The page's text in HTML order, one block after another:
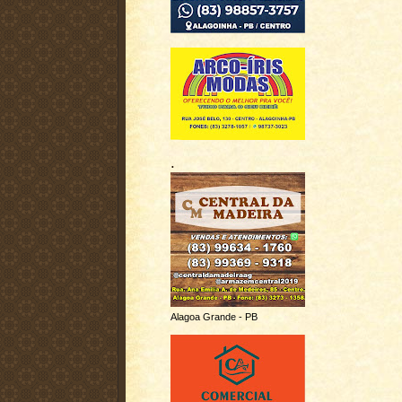
.
Alagoa Grande - PB